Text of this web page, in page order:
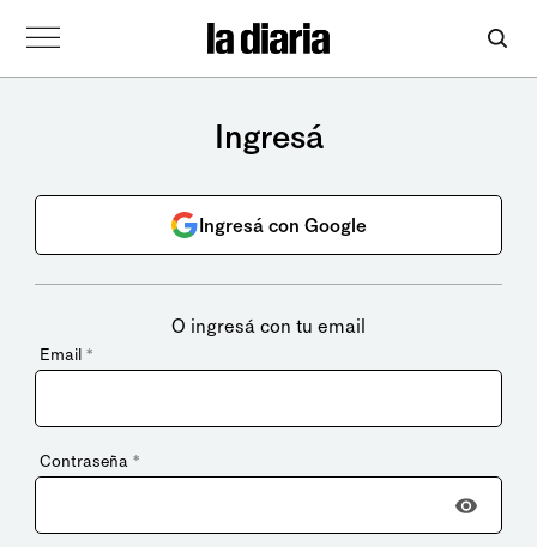
Ingresá
Ingresá con Google
O ingresá con tu email
Email *
Contraseña *